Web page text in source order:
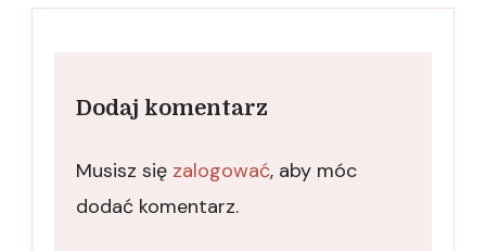
Dodaj komentarz
Musisz się zalogować, aby móc
dodać komentarz.